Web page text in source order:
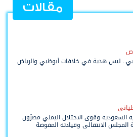
مقالات
ليس هدية في خلافات أبوظبي والرياض
السعودية وقوى الاحتلال اليمني مصرّون
الانتقالي وقيادته المفوضة